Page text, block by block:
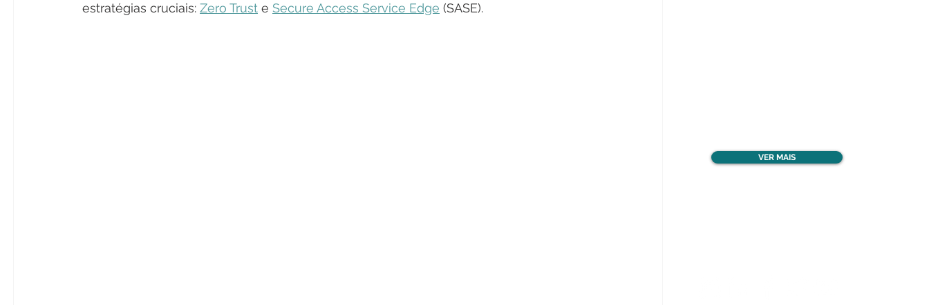
estratégias cruciais: Zero Trust e Secure Access Service Edge (SASE).
VER MAIS